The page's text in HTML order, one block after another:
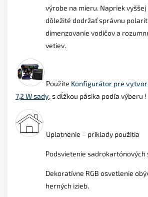
výrobe na mieru. Napriek
dôležité dodržať správnu
dimenzovanie vodičov a
vetiev.
Použite Konfigurátor pre
7,2 W sady, s dĺžkou pásika podľa výberu !
Uplatnenie – príklady použitia
Podsvietenie sadrokartónových
Dekoratívne RGB osvetlenie
herných izieb.